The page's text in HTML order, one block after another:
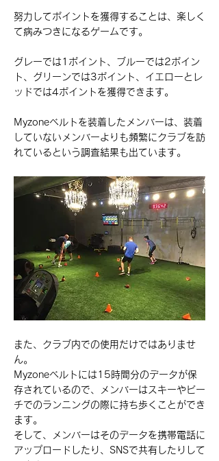
努力してポイントを獲得することは、楽しく
て病みつきになるゲームです。
グレーでは1ポイント、ブルーでは2ポイン
ト、グリーンでは3ポイント、イエローとレ
ッドでは4ポイントを獲得できます。
Myzoneベルトを装着したメンバーは、装着
していないメンバーよりも頻繁にクラブを訪
れているという調査結果も出ています。
また、クラブ内での使用だけではありませ
ん。
Myzoneベルトには15時間分のデータが保
存されているので、メンバーはスキーやビー
チでのランニングの際に持ち歩くことができ
ます。
そして、メンバーはそのデータを携帯電話に
アップロードしたり、SNSで共有したりして